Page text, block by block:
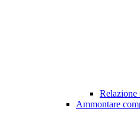
Relazione
Ammontare